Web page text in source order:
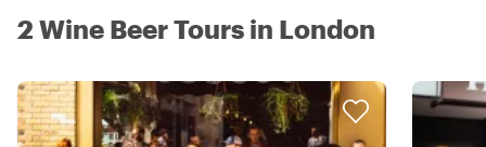
2 Wine Beer Tours in London